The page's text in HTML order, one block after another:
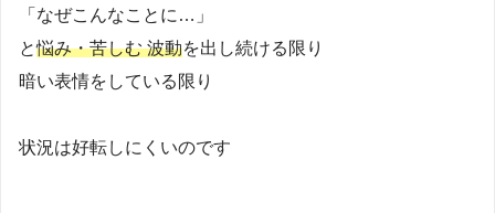
「なぜこんなことに…」
と悩み・苦しむ 波動を出し続ける限り
暗い表情をしている限り
状況は好転しにくいのです